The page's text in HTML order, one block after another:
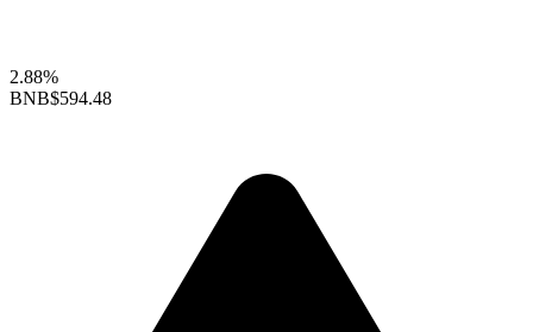
2.88%
BNB$594.48